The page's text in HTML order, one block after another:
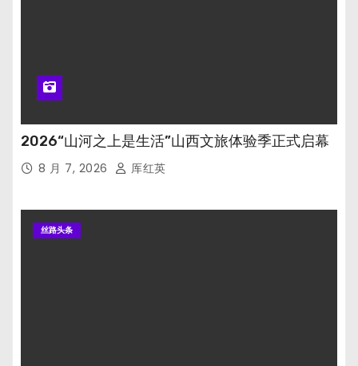
2026“山河之上是生活”山西文旅体验季正式启幕
8 月 7, 2026 厍红英
丝路头条